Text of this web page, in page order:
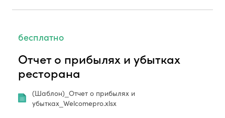
Отчет о прибылях и убытках
ресторана
(Шаблон)_Отчет о прибылях и
убытках_Welcomepro.xlsx
бесплатно